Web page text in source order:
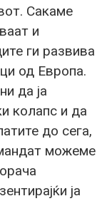
Сакаме
и
ги развива
од Европа.
да ја
колапс и да
до сега,
можеме
ја